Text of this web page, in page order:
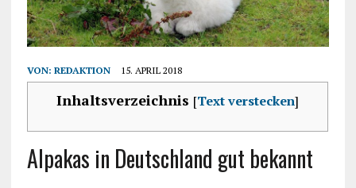
VON: REDAKTION 15. APRIL 2018
Inhaltsverzeichnis [Text verstecken]
Alpakas in Deutschland gut bekannt